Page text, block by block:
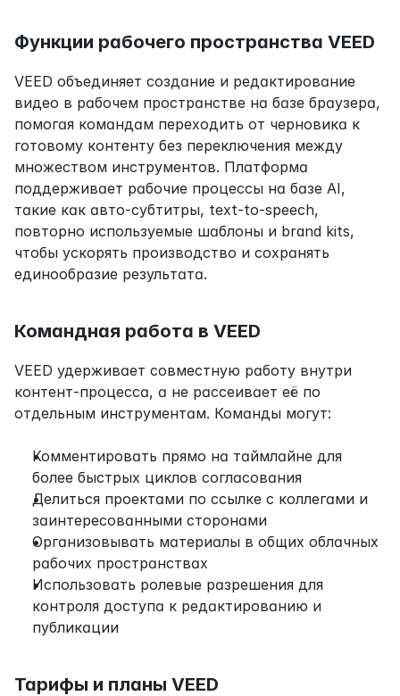
Функции рабочего пространства VEED
VEED объединяет создание и редактирование
видео в рабочем пространстве на базе браузера,
помогая командам переходить от черновика к
готовому контенту без переключения между
множеством инструментов. Платформа
поддерживает рабочие процессы на базе AI,
такие как авто-субтитры, text-to-speech,
повторно используемые шаблоны и brand kits,
чтобы ускорять производство и сохранять
единообразие результата.
Командная работа в VEED
VEED удерживает совместную работу внутри
контент-процесса, а не рассеивает её по
отдельным инструментам. Команды могут:
Комментировать прямо на таймлайне для
более быстрых циклов согласования
Делиться проектами по ссылке с коллегами и
заинтересованными сторонами
Организовывать материалы в общих облачных
рабочих пространствах
Использовать ролевые разрешения для
контроля доступа к редактированию и
публикации
Тарифы и планы VEED